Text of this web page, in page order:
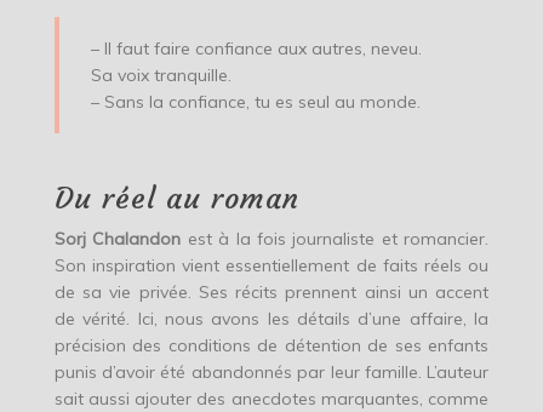
– Il faut faire confiance aux autres, neveu.
Sa voix tranquille.
– Sans la confiance, tu es seul au monde.
Du réel au roman
Sorj Chalandon est à la fois journaliste et romancier.
Son inspiration vient essentiellement de faits réels ou
de sa vie privée. Ses récits prennent ainsi un accent
de vérité. Ici, nous avons les détails d’une affaire, la
précision des conditions de détention de ses enfants
punis d’avoir été abandonnés par leur famille. L’auteur
sait aussi ajouter des anecdotes marquantes, comme